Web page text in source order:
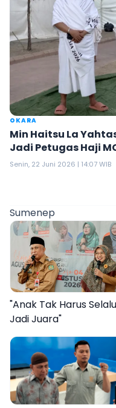
OKARA
Min Haitsu La
Jadi Petugas Haji
Senin, 22 Juni 2026 | 14:07 WIB
Sumenep
"Anak Tak Harus Selalu
Jadi Juara"